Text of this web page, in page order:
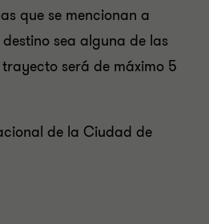
que se mencionan a
sea alguna de las
será de máximo 5
de la Ciudad de